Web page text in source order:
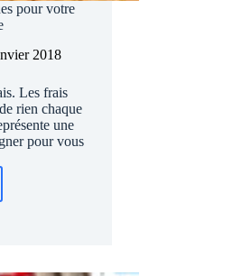
pour votre
2018
Les frais
rien chaque
une
pour vous